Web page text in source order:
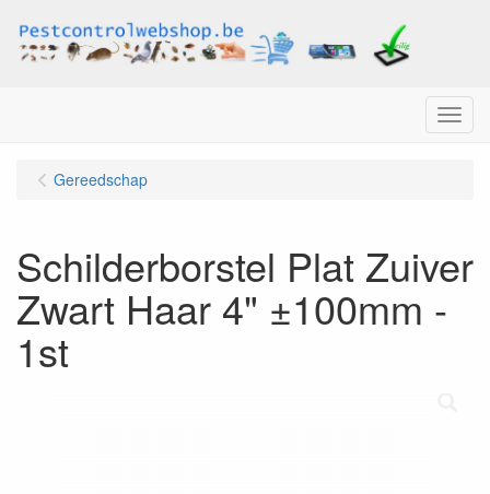
Menu
Gereedschap
Schilderborstel Plat Zuiver
Zwart Haar 4" ±100mm -
1st